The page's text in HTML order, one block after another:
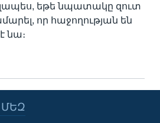
եթե նպատակը զուտ
որ հաջողության են
նա։